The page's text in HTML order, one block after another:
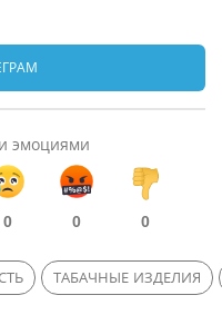
эмоциями
0 0 0
ТАБАЧНЫЕ ИЗДЕЛИЯ